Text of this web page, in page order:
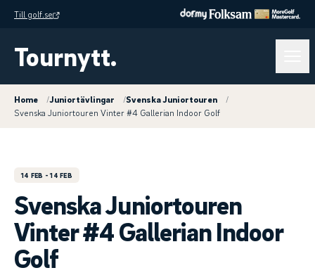
Till golf.se
Tournytt.
Home /Juniortävlingar /Svenska Juniortouren
/
Svenska Juniortouren Vinter #4 Gallerian Indoor Golf
14 FEB - 14 FEB
Svenska Juniortouren
Vinter #4 Gallerian Indoor
Golf